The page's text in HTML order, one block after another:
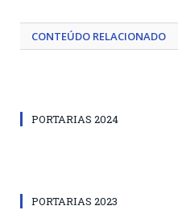
CONTEÚDO RELACIONADO
PORTARIAS 2024
PORTARIAS 2023